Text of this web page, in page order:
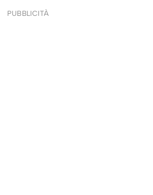
PUBBLICITÀ